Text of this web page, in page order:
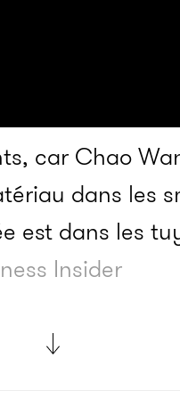
car Chao
dans les
est dans les
Insider